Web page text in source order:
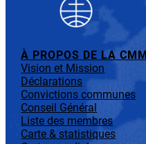
À PROPOS DE LA CMM
Vision et Mission
Déclarations
Convictions communes
Conseil Général
Liste des membres
Carte & statistiques